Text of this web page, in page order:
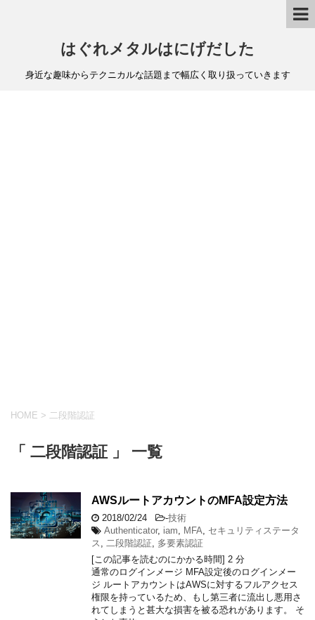
はぐれメタルはにげだした
身近な趣味からテクニカルな話題まで幅広く取り扱っていきます
HOME > 二段階認証
「 二段階認証 」 一覧
AWSルートアカウントのMFA設定方法
2018/02/24 -技術
Authenticator, iam MFA
セキュリティステータ
ス
二段階認証 多要素認証
[この記事を読むのにかかる時間] 2 分
通常のログインメージ MFA設定後のログインメー
ジ ルートアカウントはAWSに対するフルアクセス
権限を持っているため、もし第三者に流出し悪用さ
れてしまうと甚大な損害を被る恐れがあります。 そ